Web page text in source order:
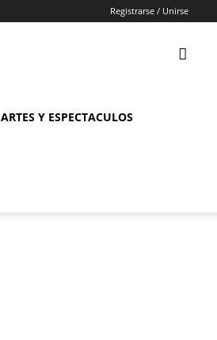
Registrarse / Unirse
ARTES Y ESPECTACULOS